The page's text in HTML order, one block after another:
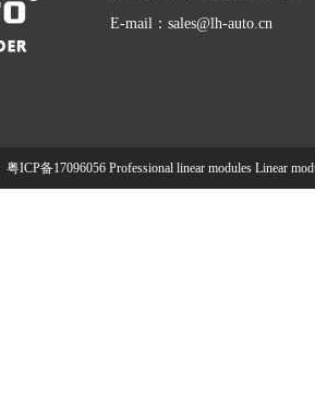
E-mail：sales@lh-auto.cn
粤ICP备17096056 Professional linear modules Linear